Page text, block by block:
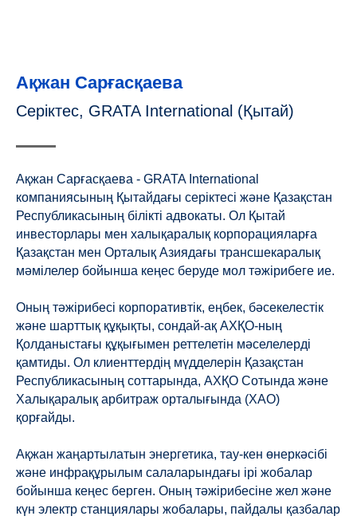
Ақжан Сарғасқаева
Серіктес, GRATA International (Қытай)
Ақжан Сарғасқаева - GRATA International
компаниясының Қытайдағы серіктесі және Қазақстан
Республикасының білікті адвокаты. Ол Қытай
инвесторлары мен халықаралық корпорацияларға
Қазақстан мен Орталық Азиядағы трансшекаралық
мәмілелер бойынша кеңес беруде мол тәжірибеге ие.
Оның тәжірибесі корпоративтік, еңбек, бәсекелестік
және шарттық құқықты, сондай-ақ АХҚО-ның
Қолданыстағы құқығымен реттелетін мәселелерді
қамтиды. Ол клиенттердің мүдделерін Қазақстан
Республикасының соттарында, АХҚО Сотында және
Халықаралық арбитраж орталығында (ХАО)
қорғайды.
Ақжан жаңартылатын энергетика, тау-кен өнеркәсібі
және инфрақұрылым салаларындағы ірі жобалар
бойынша кеңес берген. Оның тәжірибесіне жел және
күн электр станциялары жобалары, пайдалы қазбалар